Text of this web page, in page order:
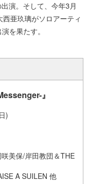
演。そして、今年3月
亜玖璃がソロアーティ
を果たす。
』
)
美保/岸田教団＆THE
A SUILEN 他